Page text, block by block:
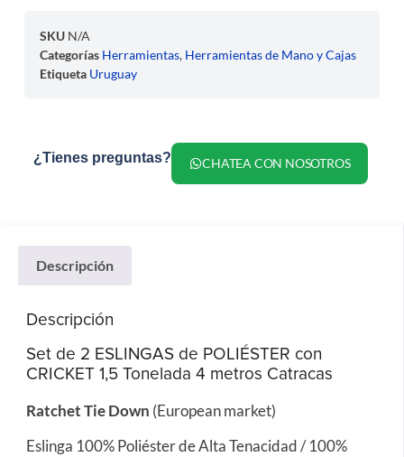
SKU N/A
Categorías Herramientas, Herramientas de Mano y Cajas
Etiqueta Uruguay
¿Tienes preguntas? CHATEA CON NOSOTROS
Descripción
Descripción
Set de 2 ESLINGAS de POLIÉSTER con
CRICKET 1,5 Tonelada 4 metros Catracas
Ratchet Tie Down (European market)
Eslinga 100% Poliéster de Alta Tenacidad / 100%